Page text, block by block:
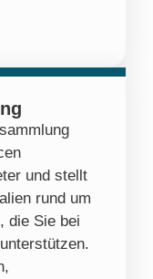
und stellt
rund um
die Sie bei